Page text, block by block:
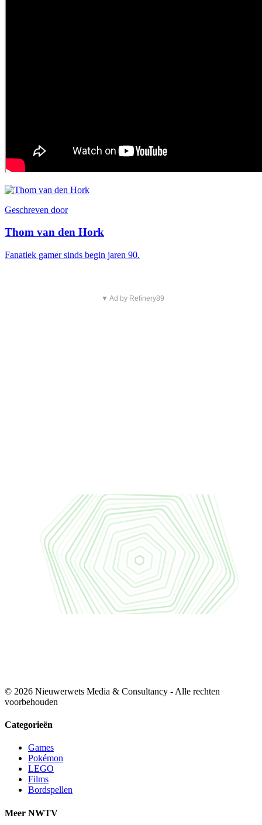
Geschreven door
Thom van den Hork
Fanatiek gamer sinds begin jaren 90.
▼ Ad by Refinery89
© 2026 Nieuwerwets Media & Consultancy - Alle rechten
voorbehouden
Categorieën
Games
Pokémon
LEGO
Films
Bordspellen
Meer NWTV